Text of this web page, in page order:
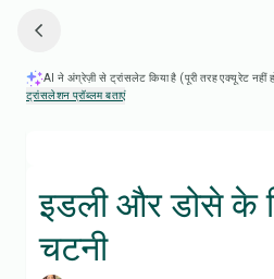
AI ने अंग्रेज़ी से ट्रांसलेट किया है (पूरी तरह एक्यूरेट नहीं
ट्रांसलेशन प्रॉब्लम बताएं
इडली और डोसे के
चटनी